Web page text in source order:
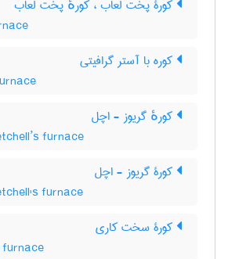
کورۀ پخت لعاب ، کورهٔ پخت لعاب
کوره با آستر گرافیتی
کورهٔ گریوز - اچل
furnace
کورۀ گریوز - اچل
furnace
کورۀ سخت کاری